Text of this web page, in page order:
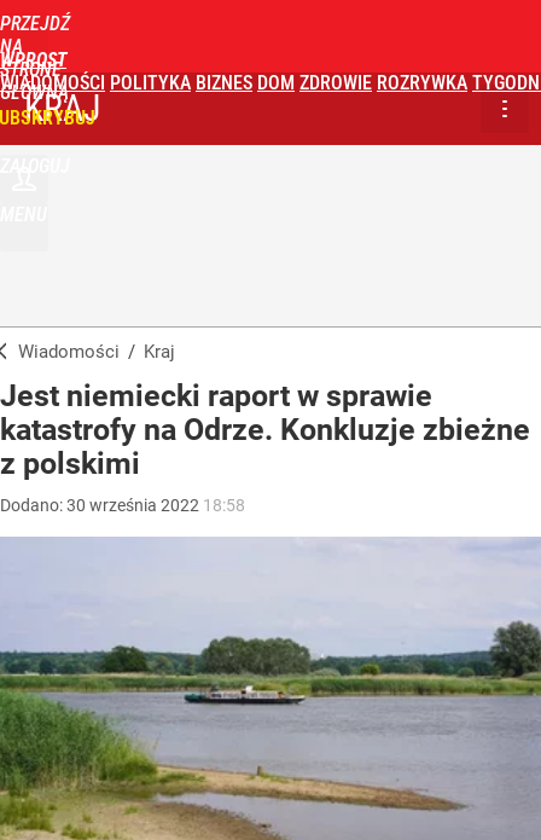
PRZEJDŹ
NA
STRONĘ
GŁÓWNĄ
WPROST
WIADOMOŚCI POLITYKA BIZNES DOM ZDROWIE ROZRYWKA
KRAJ
Wiadomości / Kraj
Jest niemiecki raport w sprawie
katastrofy na Odrze. Konkluzje zbieżne
z polskimi
Dodano:30 września 2022 18:58